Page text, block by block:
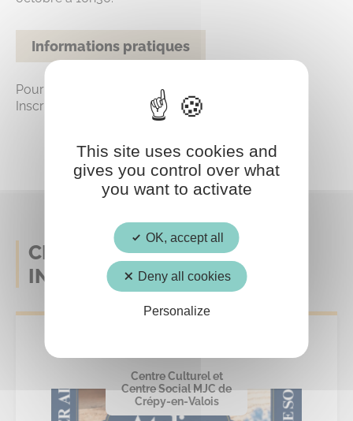
Informations pratiques
Pour les ados de 12 à 17 ans.
Inscription obligatoire au 03 44 87 92 53.
CELA POURRAIT AUSSI VOUS
INTERESSER
Centre Culturel et
Centre Social MJC de
Crépy-en-Valois
This site uses cookies and
gives you control over what
you want to activate
OK, accept all
Deny all cookies
Personalize